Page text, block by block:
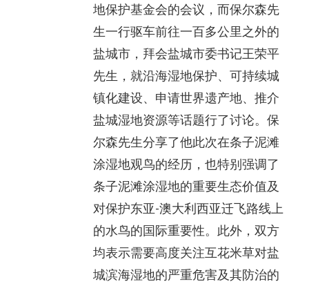
地保护基金会的会议，而保尔森先
生一行驱车前往一百多公里之外的
盐城市，拜会盐城市委书记王荣平
先生，就沿海湿地保护、可持续城
镇化建设、申请世界遗产地、推介
盐城湿地资源等话题行了讨论。保
尔森先生分享了他此次在条子泥滩
涂湿地观鸟的经历，也特别强调了
条子泥滩涂湿地的重要生态价值及
对保护东亚-澳大利西亚迁飞路线上
的水鸟的国际重要性。此外，双方
均表示需要高度关注互花米草对盐
城滨海湿地的严重危害及其防治的